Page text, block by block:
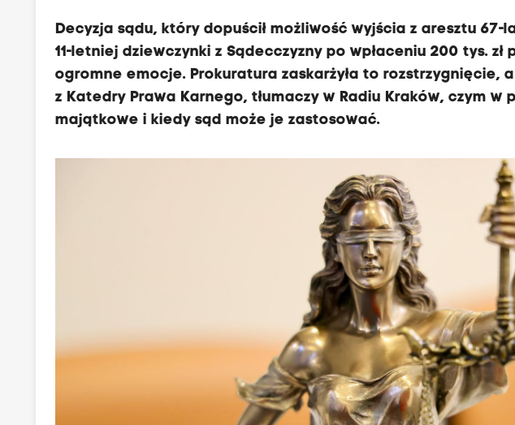
Decyzja sądu, który dopuścił możliwość wyjścia z aresztu
11-letniej dziewczynki z Sądecczyzny po wpłaceniu 200 tys.
ogromne emocje. Prokuratura zaskarżyła to rozstrzygnięcie,
z Katedry Prawa Karnego, tłumaczy w Radiu Kraków, czym
majątkowe i kiedy sąd może je zastosować.